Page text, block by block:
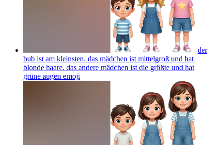
der
bub ist am kleinsten. das mädchen ist mittelgroß und hat
blonde haare. das andere mädchen ist die größte und hat
grüne augen emoji